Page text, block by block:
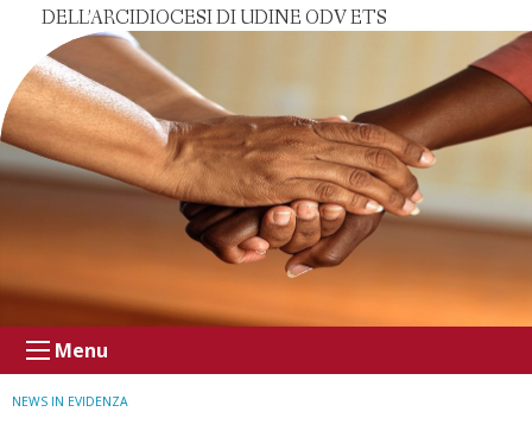
DELL’ARCIDIOCESI DI UDINE ODV ETS
Menu
NEWS IN EVIDENZA